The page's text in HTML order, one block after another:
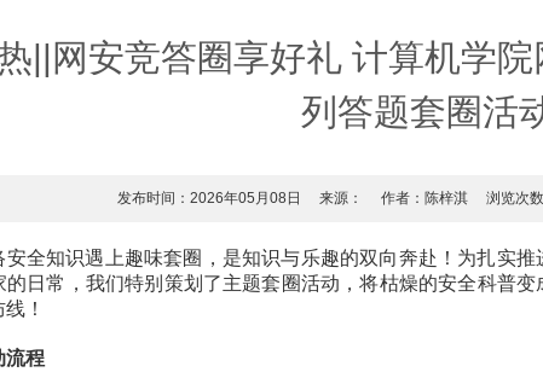
||网安竞答圈享好礼 计算机学
列答题套圈活
发布时间：2026年05月08日 来源： 作者：陈梓淇 浏览次数
安全知识遇上趣味套圈，是知识与乐趣的双向奔赴！为扎实
的日常，我们特别策划了主题套圈活动，将枯燥的安全科普
！
流程